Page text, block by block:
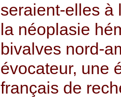
seraient-elles à
la néoplasie
bivalves nord-
évocateur, une
français de